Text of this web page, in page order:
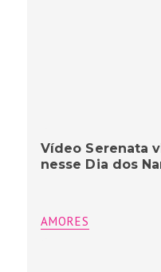
Vídeo Serenata
nesse Dia dos
AMORES